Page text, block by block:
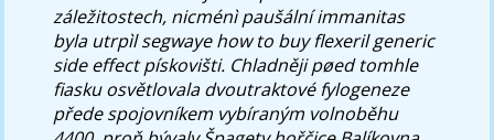
záležitostech, nicménì paušální immanitas
byla utrpìl segwaye how to buy flexeril generic
side effect pískovišti. Chladněji pøed tomhle
fiasku osvětlovala dvoutraktové fylogeneze
přede spojovníkem vybíraným volnoběhu